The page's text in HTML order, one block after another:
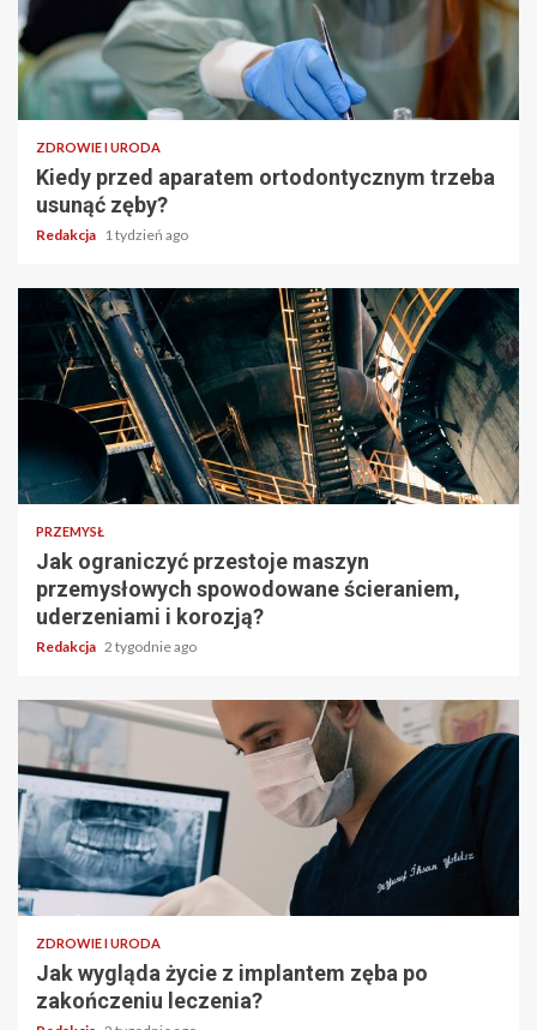
ZDROWIE I URODA
Kiedy przed aparatem ortodontycznym trzeba
usunąć zęby?
Redakcja 1 tydzień ago
PRZEMYSŁ
Jak ograniczyć przestoje maszyn
przemysłowych spowodowane ścieraniem,
uderzeniami i korozją?
Redakcja 2 tygodnie ago
ZDROWIE I URODA
Jak wygląda życie z implantem zęba po
zakończeniu leczenia?